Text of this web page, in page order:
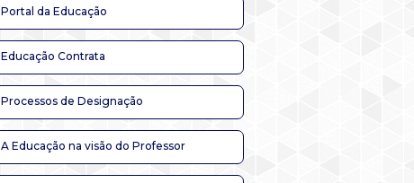
Portal da Educação
Educação Contrata
Processos de Designação
A Educação na visão do Professor